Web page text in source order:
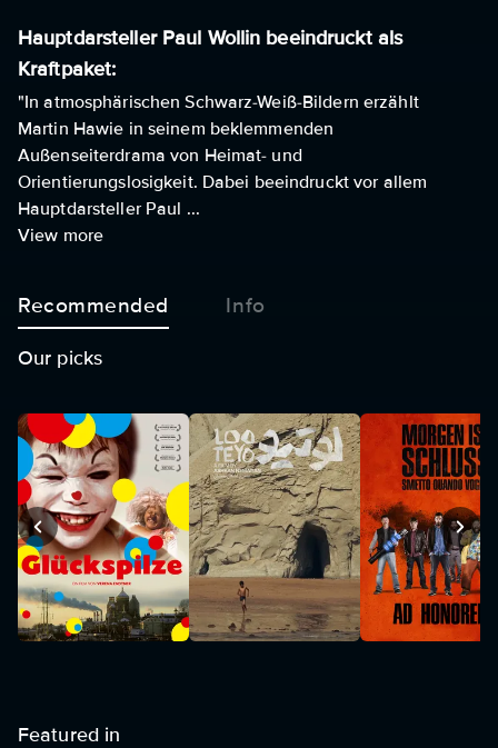
Hauptdarsteller Paul Wollin beeindruckt als
Kraftpaket:
"In atmosphärischen Schwarz-Weiß-Bildern erzählt
Martin Hawie in seinem beklemmenden
Außenseiterdrama von Heimat- und
Orientierungslosigkeit. Dabei beeindruckt vor allem
Hauptdarsteller Paul ...
View more
Recommended Info
Our picks
Featured in